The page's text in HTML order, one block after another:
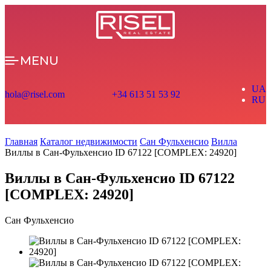
MENU
hola@risel.com +34 613 51 53 92
UA
RU
Главная Каталог недвижимости Сан Фульхенсио Вилла
Виллы в Сан-Фульхенсио ID 67122 [COMPLEX: 24920]
Виллы в Сан-Фульхенсио ID 67122
[COMPLEX: 24920]
Сан Фульхенсио